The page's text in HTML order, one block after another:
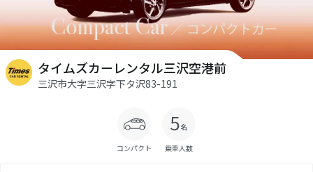
タイムズカーレンタル三沢空港前
三沢市大字三沢字下タ沢83-191
コンパクト 乗車人数